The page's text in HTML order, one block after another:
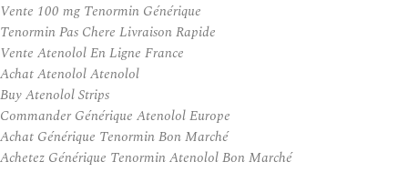
Vente 100 mg Tenormin Générique
Tenormin Pas Chere Livraison Rapide
Vente Atenolol En Ligne France
Achat Atenolol Atenolol
Buy Atenolol Strips
Commander Générique Atenolol Europe
Achat Générique Tenormin Bon Marché
Achetez Générique Tenormin Atenolol Bon Marché